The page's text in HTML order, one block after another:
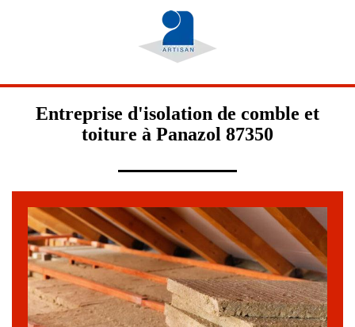
Entreprise d'isolation de comble et
toiture à Panazol 87350